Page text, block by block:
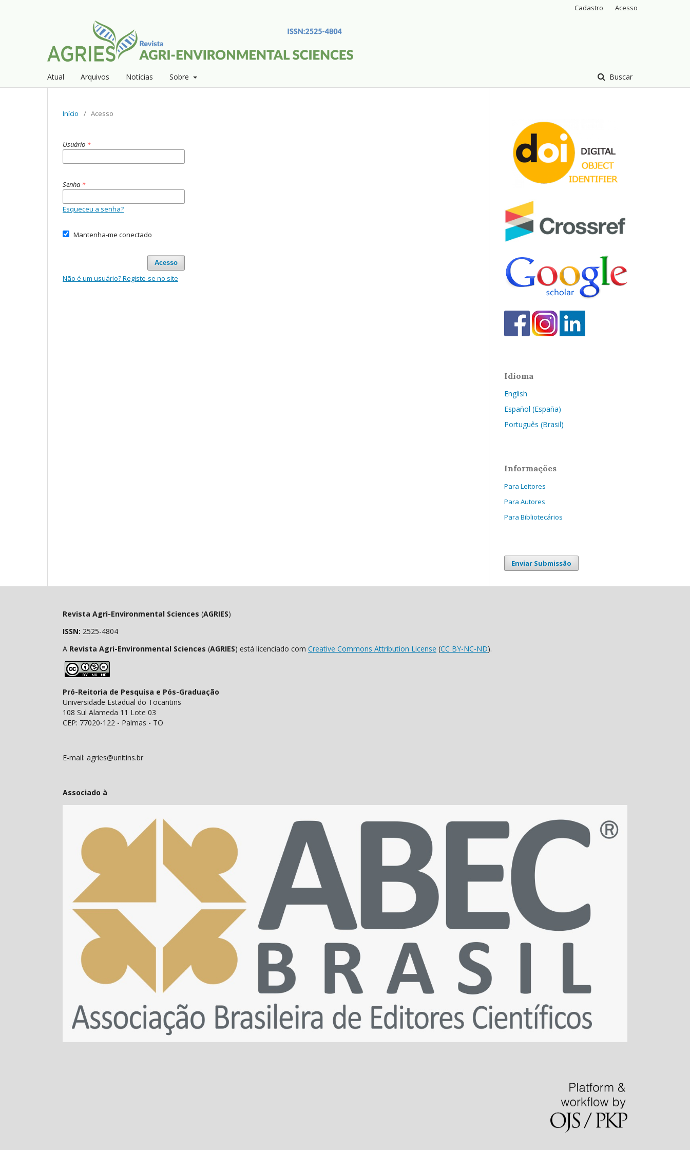
Atual Arquivos Notícias Sobre Buscar
Cadastro Acesso
Início / Acesso
Usuário *
Senha *
Esqueceu a senha?
Mantenha-me conectado
Acesso
Não é um usuário? Registe-se no site
Idioma
English
Español (España)
Português (Brasil)
Informações
Para Leitores
Para Autores
Para Bibliotecários
Enviar Submissão
Revista Agri-Environmental Sciences (AGRIES)
ISSN: 2525-4804
A Revista Agri-Environmental Sciences (AGRIES) está licenciado com Creative Commons Attribution License (CC BY-NC-ND).
Pró-Reitoria de Pesquisa e Pós-Graduação
Universidade Estadual do Tocantins
108 Sul Alameda 11 Lote 03
CEP: 77020-122 - Palmas - TO
E-mail: agries@unitins.br
Associado à